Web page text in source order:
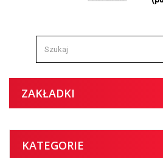
ZAKŁADKI
KATEGORIE